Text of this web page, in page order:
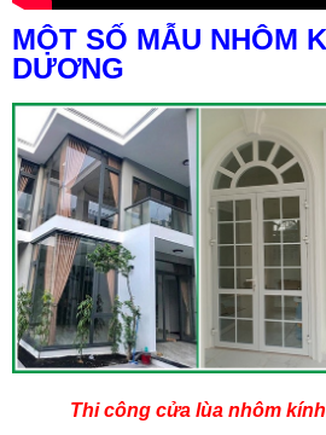
MỘT SỐ MẪU NHÔM
DƯƠNG
Thi công cửa lùa nhôm